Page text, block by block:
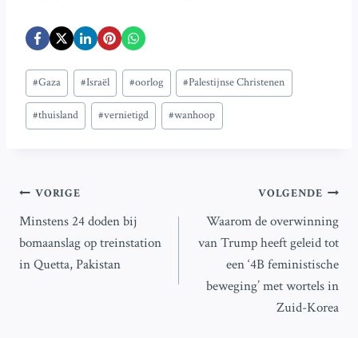
Bericht
tags:
#Gaza #Israël #oorlog #Palestijnse Christenen
#thuisland #vernietigd #wanhoop
Bericht
navigatie
VORIGE
Minstens 24 doden bij
bomaanslag op treinstation
in Quetta, Pakistan
VOLGENDE
Waarom de overwinning
van Trump heeft geleid tot
een ‘4B feministische
beweging’ met wortels in
Zuid-Korea